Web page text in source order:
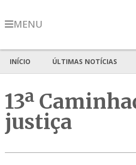
MENU
INÍCIO ÚLTIMAS NOTÍCIAS
13ª
justiça